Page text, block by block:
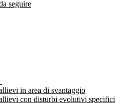
seguire
in area di svantaggio
con disturbi evolutivi specifici